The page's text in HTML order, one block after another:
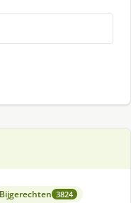
Bijgerechten 3824